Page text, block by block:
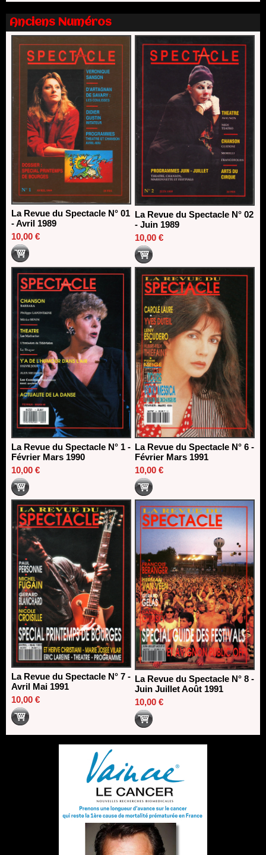
18/03/2026
Anciens Numéros
La Revue du Spectacle N° 01
- Avril 1989
10,00 €
La Revue du Spectacle N° 02
- Juin 1989
10,00 €
La Revue du Spectacle N° 1 -
Février Mars 1990
10,00 €
La Revue du Spectacle N° 6 -
Février Mars 1991
10,00 €
La Revue du Spectacle N° 7 -
Avril Mai 1991
10,00 €
La Revue du Spectacle N° 8 -
Juin Juillet Août 1991
10,00 €